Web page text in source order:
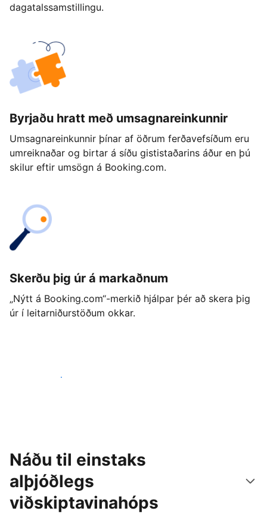
dagatalssamstillingu.
Byrjaðu hratt með umsagnareinkunnir
Umsagnareinkunnir þínar af öðrum ferðavefsíðum eru
umreiknaðar og birtar á síðu gististaðarins áður en þú
skilur eftir umsögn á Booking.com.
Skerðu þig úr á markaðnum
„Nýtt á Booking.com“-merkið hjálpar þér að skera þig
úr í leitarniðurstöðum okkar.
Byrjaðu strax í dag
Náðu til einstaks
alþjóðlegs
viðskiptavinahóps